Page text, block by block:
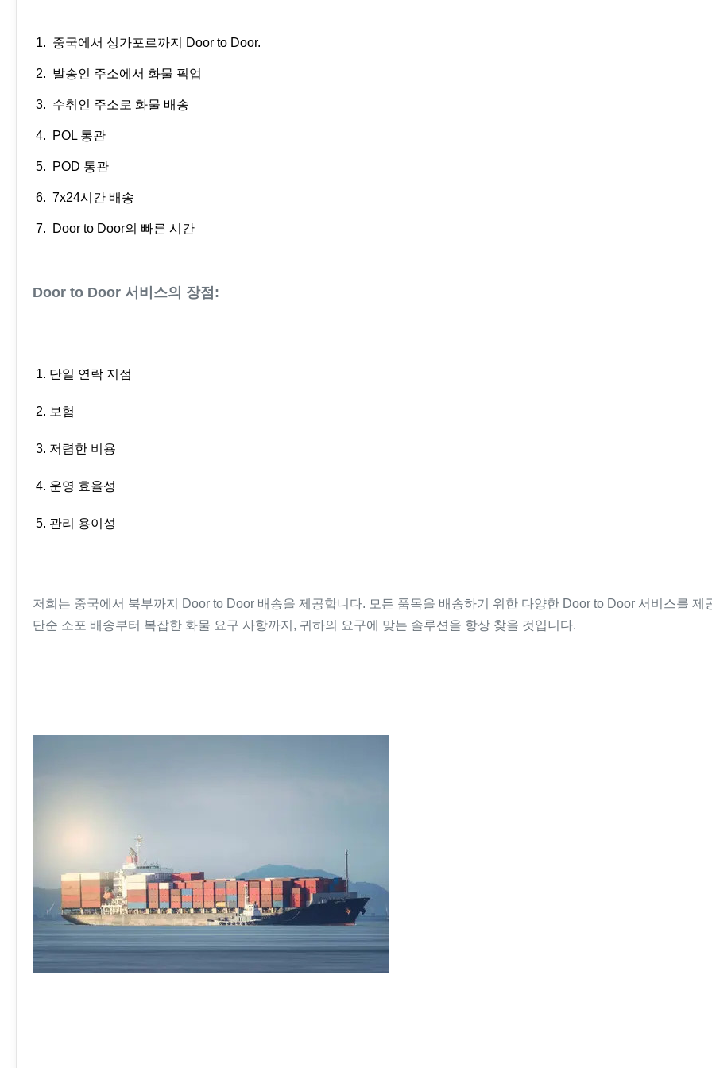
1. 중국에서 싱가포르까지 Door to Door.
2. 발송인 주소에서 화물 픽업
3. 수취인 주소로 화물 배송
4. POL 통관
5. POD 통관
6. 7x24시간 배송
7. Door to Door의 빠른 시간
Door to Door 서비스의 장점:
1. 단일 연락 지점
2. 보험
3. 저렴한 비용
4. 운영 효율성
5. 관리 용이성
저희는 중국에서 북부까지 Door to Door 배송을 제공합니다. 모든 품목을 배송하기 위한 다양한 Door to Door 서비스를 제
단순 소포 배송부터 복잡한 화물 요구 사항까지, 귀하의 요구에 맞는 솔루션을 항상 찾을 것입니다.